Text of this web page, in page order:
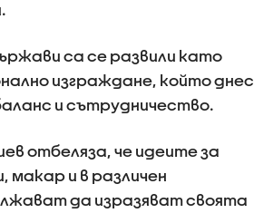
са се развили като
изграждане, който днес
и сътрудничество.
отбеляза, че идеите за
и в различен
да изразяват своята